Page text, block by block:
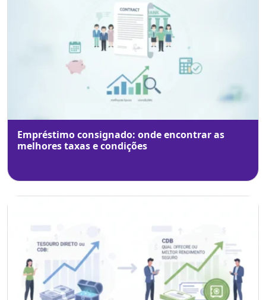
Empréstimo consignado: onde encontrar as
melhores taxas e condições